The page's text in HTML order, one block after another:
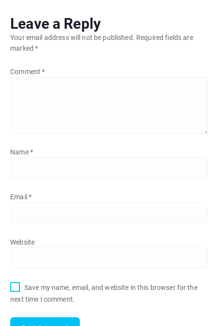
Leave a Reply
Your email address will not be published. Required fields are
marked*
Comment*
Name*
Email *
Website
Save my name, email, and website in this browser for the
next time I comment.